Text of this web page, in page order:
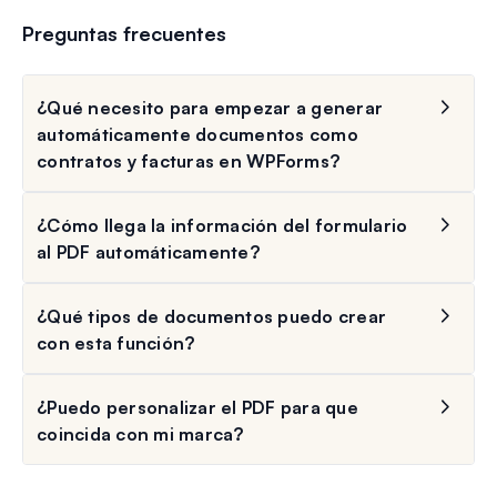
Preguntas frecuentes
¿Qué necesito para empezar a generar
automáticamente documentos como
contratos y facturas en WPForms?
¿Cómo llega la información del formulario
al PDF automáticamente?
¿Qué tipos de documentos puedo crear
con esta función?
¿Puedo personalizar el PDF para que
coincida con mi marca?